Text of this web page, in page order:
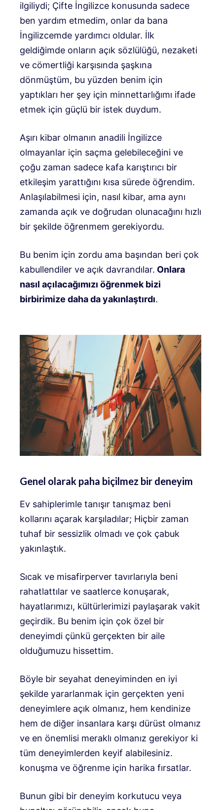
ilgiliydi; Çifte İngilizce konusunda sadece
ben yardım etmedim, onlar da bana
İngilizcemde yardımcı oldular. İlk
geldiğimde onların açık sözlülüğü, nezaketi
ve cömertliği karşısında şaşkına
dönmüştüm, bu yüzden benim için
yaptıkları her şey için minnettarlığımı ifade
etmek için güçlü bir istek duydum.
Aşırı kibar olmanın anadili İngilizce
olmayanlar için saçma gelebileceğini ve
çoğu zaman sadece kafa karıştırıcı bir
etkileşim yarattığını kısa sürede öğrendim.
Anlaşılabilmesi için, nasıl kibar, ama aynı
zamanda açık ve doğrudan olunacağını hızlı
bir şekilde öğrenmem gerekiyordu.
Bu benim için zordu ama başından beri çok
kabullendiler ve açık davrandılar. Onlara
nasıl açılacağımızı öğrenmek bizi
birbirimize daha da yakınlaştırdı.
Genel olarak paha biçilmez bir deneyim
Ev sahiplerimle tanışır tanışmaz beni
kollarını açarak karşıladılar; Hiçbir zaman
tuhaf bir sessizlik olmadı ve çok çabuk
yakınlaştık.
Sıcak ve misafirperver tavırlarıyla beni
rahatlattılar ve saatlerce konuşarak,
hayatlarımızı, kültürlerimizi paylaşarak vakit
geçirdik. Bu benim için çok özel bir
deneyimdi çünkü gerçekten bir aile
olduğumuzu hissettim.
Böyle bir seyahat deneyiminden en iyi
şekilde yararlanmak için gerçekten yeni
deneyimlere açık olmanız, hem kendinize
hem de diğer insanlara karşı dürüst olmanız
ve en önemlisi meraklı olmanız gerekiyor ki
tüm deneyimlerden keyif alabilesiniz.
konuşma ve öğrenme için harika fırsatlar.
Bunun gibi bir deneyim korkutucu veya